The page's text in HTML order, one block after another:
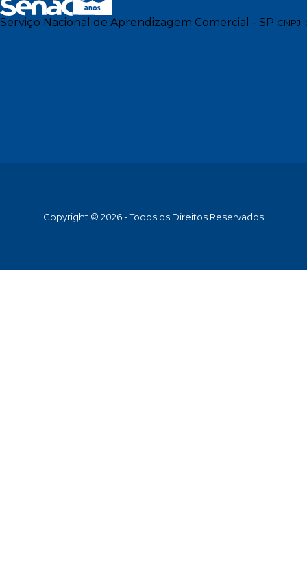
Serviço Nacional de Aprendizagem Comercial - SP
Copyright © 2026 - Todos os Direitos Reservados